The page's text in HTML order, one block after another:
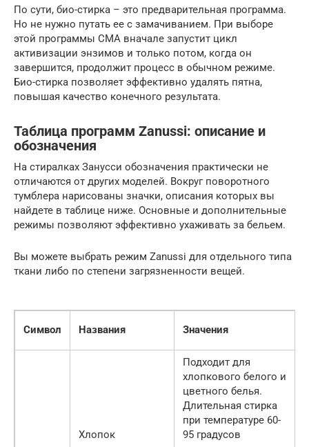
По сути, био-стирка – это предварительная программа.
Но не нужно путать ее с замачиванием. При выборе
этой программы СМА вначале запустит цикл
активизации энзимов и только потом, когда он
завершится, продолжит процесс в обычном режиме.
Био-стирка позволяет эффективно удалять пятна,
повышая качество конечного результата.
Таблица программ Zanussi: описание и
обозначения
На стиралках Занусси обозначения практически не
отличаются от других моделей. Вокруг поворотного
тумблера нарисованы значки, описания которых вы
найдете в таблице ниже. Основные и дополнительные
режимы позволяют эффективно ухаживать за бельем.
Вы можете выбрать режим Zanussi для отдельного типа
ткани либо по степени загрязненности вещей.
Символ Названия Значения
Хлопок
Подходит для
хлопкового белого и
цветного белья.
Длительная стирка
при температуре 60-
95 градусов